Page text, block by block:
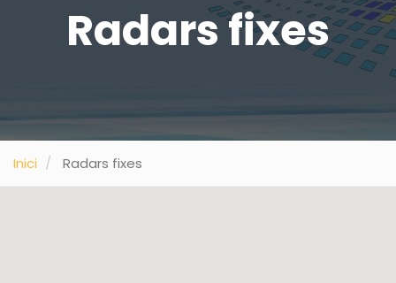
Radars fixes
Inici Radars fixes